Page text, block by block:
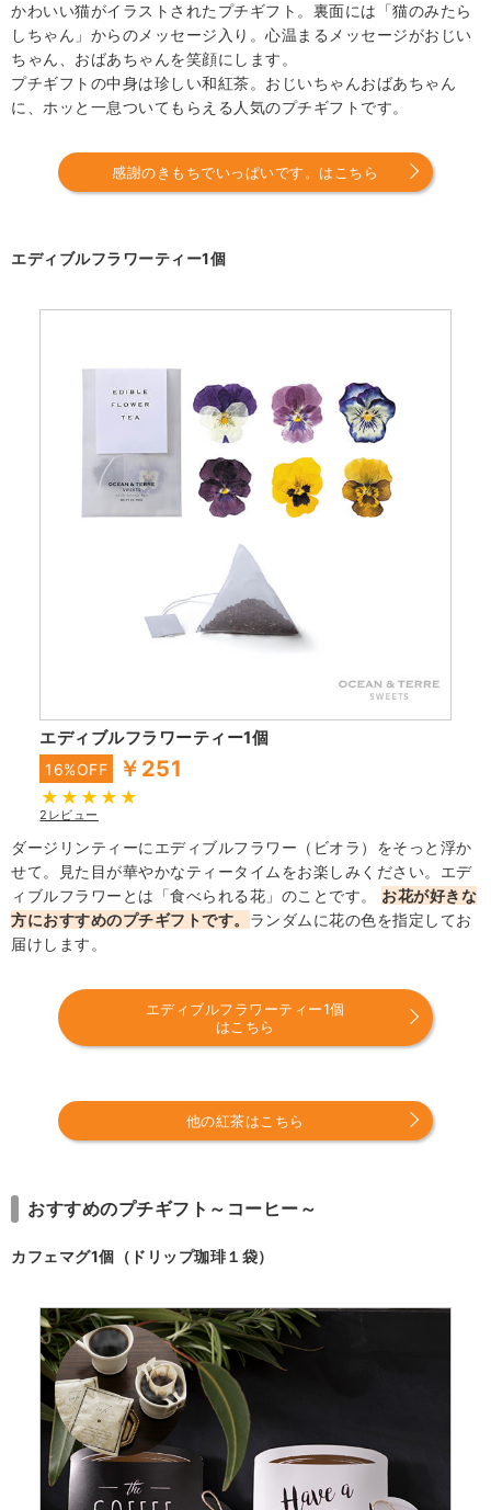
かわいい猫がイラストされたプチギフト。裏面には「猫のみたら
しちゃん」からのメッセージ入り。心温まるメッセージがおじい
ちゃん、おばあちゃんを笑顔にします。
プチギフトの中身は珍しい和紅茶。おじいちゃんおばあちゃん
に、ホッと一息ついてもらえる人気のプチギフトです。
感謝のきもちでいっぱいです。はこちら
エディブルフラワーティー1個
エディブルフラワーティー1個
16%OFF ￥251
2レビュー
ダージリンティーにエディブルフラワー（ビオラ）をそっと浮か
せて。見た目が華やかなティータイムをお楽しみください。エデ
ィブルフラワーとは「食べられる花」のことです。 お花が好きな
方におすすめのプチギフトです。 ランダムに花の色を指定してお
届けします。
エディブルフラワーティー1個
はこちら
他の紅茶はこちら
おすすめのプチギフト～コーヒー～
カフェマグ1個（ドリップ珈琲１袋）